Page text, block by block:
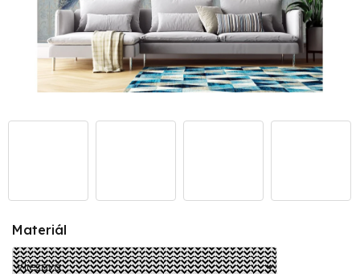
Materiál